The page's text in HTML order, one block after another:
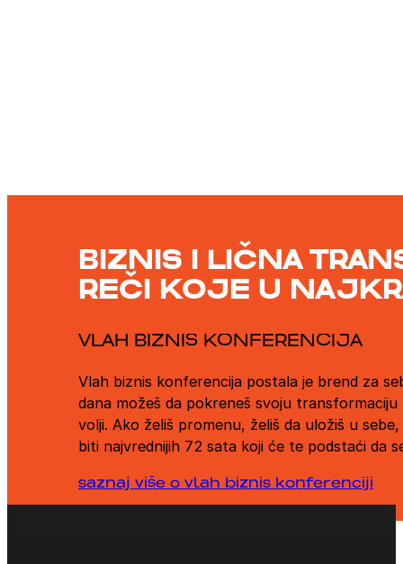
BIZNIS I LIČNA
REČI KOJE U
VLAH BIZNIS KONFERENCIJA
Vlah biznis konferencija postala je brend za
dana možeš da pokreneš svoju
volji. Ako želiš promenu, želiš da uložiš u
biti najvrednijih 72 sata koji će te podstaći da
saznaj više o vlah biznis konferenciji